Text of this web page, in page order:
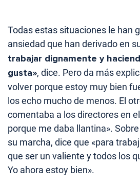
Todas estas situaciones le han
ansiedad que han derivado en
trabajar dignamente y
gusta», dice. Pero da más
volver porque estoy muy bien
los echo mucho de menos. El
comentaba a los directores en
porque me daba llantina».
su marcha, dice que «para
que ser un valiente y todos los
Yo ahora estoy bien».